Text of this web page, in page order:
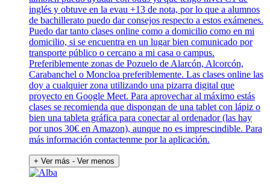
inglés y obtuve en la evau +13 de nota, por lo que a alumnos
de bachillerato puedo dar consejos respecto a estos exámenes.
Puedo dar tanto clases online como a domicilio como en mi
domicilio, si se encuentra en un lugar bien comunicado por
transporte público o cercano a mi casa o campus.
Preferiblemente zonas de Pozuelo de Alarcón, Alcorcón,
Carabanchel o Moncloa preferiblemente. Las clases online las
doy a cualquier zona utilizando una pizarra digital que
proyecto en Google Meet. Para aprovechar al máximo estás
clases se recomienda que dispongan de una tablet con lápiz o
bien una tableta gráfica para conectar al ordenador (las hay
por unos 30€ en Amazon), aunque no es imprescindible. Para
más información contactenme por la aplicación.
+ Ver más - Ver menos